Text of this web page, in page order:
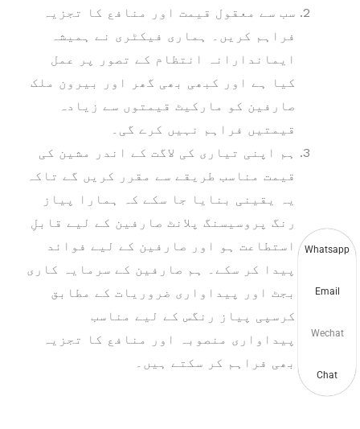
سب سے معقول قیمت اور منافع کا تجزیہ
فراہم کریں۔ ہماری فیکٹری نے ہمیشہ
ایماندارانہ انتظام کے تصور پر عمل
کیا ہے اور کبھی بھی گھر اور بیرون ملک
صارفین کو مارکیٹ قیمتوں سے زیادہ
قیمتیں فراہم نہیں کرے گی۔
ہم اپنی تیاری کی لاگت کے اندر مشین کی
قیمت مناسب طریقے سے مقرر کریں گے تاکہ
یہ یقینی بنایا جا سکے کہ ہمارا پیاز
رنگ پروسیسنگ پلانٹ صارفین کے لیے قابلِ
استطاعت ہو اور صارفین کے لیے فوائد
پیدا کر سکے۔ ہم صارفین کے سرمایہ کاری
بجٹ اور پیداواری ضروریات کے مطابق
کرسپی پیاز رنگس کے لیے مناسب
پیداواری منصوبہ اور منافع کا تجزیہ
بھی فراہم کر سکتے ہیں۔
Whatsapp
Email
Wechat
Chat